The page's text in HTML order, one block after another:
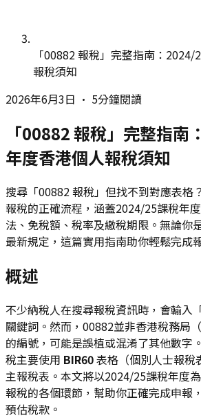
「00882 報稅」完整指南：
報稅須知
2026年6月3日 • 5分鐘閱讀
「00882 報稅」完整指
年度香港個人報稅須知
搜尋「00882 報稅」但找不到對應表格
報稅的正確流程，涵蓋2024/25課稅年
法、免稅額、稅率及繳稅期限。無論你
最新規定，這篇實用指南助你輕鬆完成
概述
不少納稅人在搜尋報稅資訊時，會輸入
關鍵詞。然而，00882並非香港稅務局
的編號，可能是誤植或混淆了其他數字
稅主要使用 BIR60表格（個別人士報稅
主報稅表。本文將以2024/25課稅年度
報稅的各個環節，幫助你正確完成申報
預估稅款。